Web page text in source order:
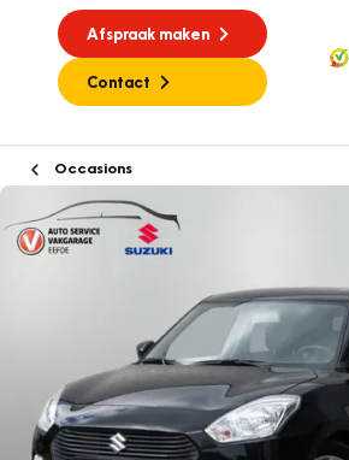
Afspraak maken
Contact
Occasions